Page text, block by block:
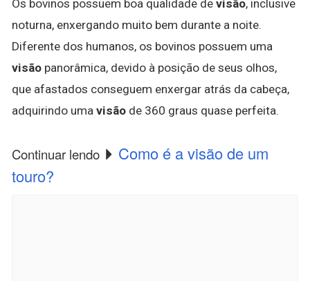
Os bovinos possuem boa qualidade de visão, inclusive
noturna, enxergando muito bem durante a noite.
Diferente dos humanos, os bovinos possuem uma
visão panorâmica, devido à posição de seus olhos,
que afastados conseguem enxergar atrás da cabeça,
adquirindo uma visão de 360 graus quase perfeita.
Continuar lendo
Como é a visão de um
touro?